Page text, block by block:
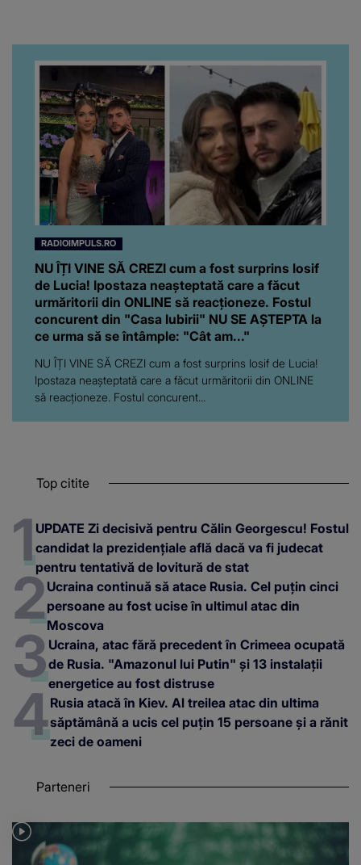
RADIOIMPULS.RO
NU ÎȚI VINE SĂ CREZI cum a fost surprins Iosif
de Lucia! Ipostaza neașteptată care a făcut
urmăritorii din ONLINE să reacționeze. Fostul
concurent din "Casa Iubirii" NU SE AȘTEPTA la
ce urma să se întâmple: "Cât am..."
NU ÎȚI VINE SĂ CREZI cum a fost surprins Iosif de Lucia!
Ipostaza neașteptată care a făcut urmăritorii din ONLINE
să reacționeze. Fostul concurent...
Top citite
UPDATE Zi decisivă pentru Călin Georgescu! Fostul
candidat la prezidențiale află dacă va fi judecat
pentru tentativă de lovitură de stat
Ucraina continuă să atace Rusia. Cel puțin cinci
persoane au fost ucise în ultimul atac din
Moscova
Ucraina, atac fără precedent în Crimeea ocupată
de Rusia. "Amazonul lui Putin" și 13 instalații
energetice au fost distruse
Rusia atacă în Kiev. Al treilea atac din ultima
săptămână a ucis cel puțin 15 persoane și a rănit
zeci de oameni
Parteneri